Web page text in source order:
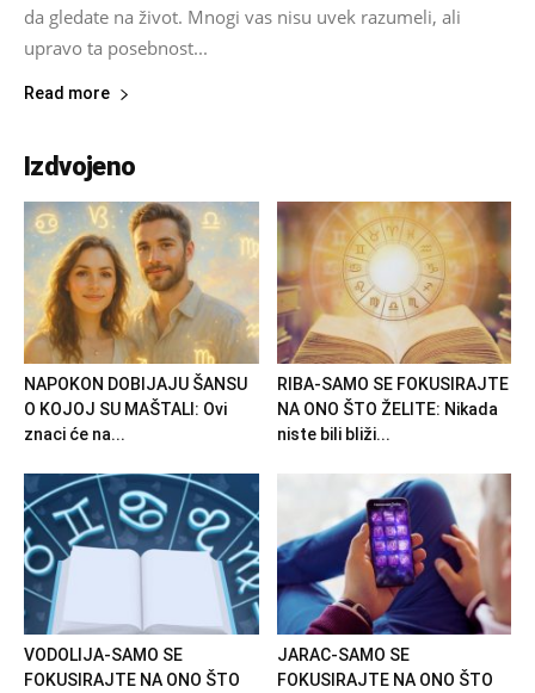
da gledate na život. Mnogi vas nisu uvek razumeli, ali
upravo ta posebnost...
Read more
Izdvojeno
NAPOKON DOBIJAJU ŠANSU
O KOJOJ SU MAŠTALI: Ovi
znaci će na...
RIBA-SAMO SE FOKUSIRAJTE
NA ONO ŠTO ŽELITE: Nikada
niste bili bliži...
VODOLIJA-SAMO SE
FOKUSIRAJTE NA ONO ŠTO
JARAC-SAMO SE
FOKUSIRAJTE NA ONO ŠTO